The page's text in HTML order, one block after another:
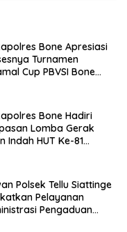
Bone Apresiasi
Turnamen
Cup PBVSI Bone
Bone Hadiri
Lomba Gerak
Indah HUT Ke-81
Polsek Tellu Siattinge
Pelayanan
Pengaduan